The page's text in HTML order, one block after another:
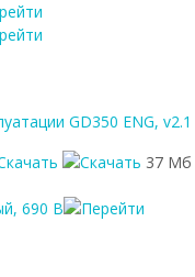
GD350 ENG, v2.1
37 Мб
690 В